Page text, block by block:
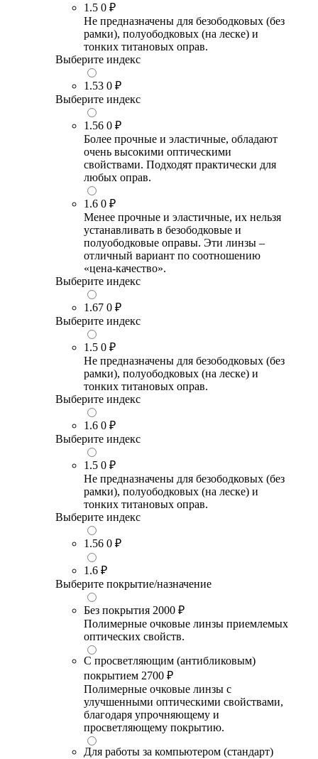
1.5 0 ₽
Не предназначены для безободковых (без
рамки), полуободковых (на леске) и
тонких титановых оправ.
Выберите индекс
1.53 0 ₽
Выберите индекс
1.56 0 ₽
Более прочные и эластичные, обладают
очень высокими оптическими
свойствами. Подходят практически для
любых оправ.
1.6 0 ₽
Менее прочные и эластичные, их нельзя
устанавливать в безободковые и
полуободковые оправы. Эти линзы –
отличный вариант по соотношению
«цена-качество».
Выберите индекс
1.67 0 ₽
Выберите индекс
1.5 0 ₽
Не предназначены для безободковых (без
рамки), полуободковых (на леске) и
тонких титановых оправ.
Выберите индекс
1.6 0 ₽
Выберите индекс
1.5 0 ₽
Не предназначены для безободковых (без
рамки), полуободковых (на леске) и
тонких титановых оправ.
Выберите индекс
1.56 0 ₽
1.6 ₽
Выберите покрытие/назначение
Без покрытия 2000 ₽
Полимерные очковые линзы приемлемых
оптических свойств.
С просветляющим (антибликовым)
покрытием 2700 ₽
Полимерные очковые линзы с
улучшенными оптическими свойствами,
благодаря упрочняющему и
просветляющему покрытию.
Для работы за компьютером (стандарт)